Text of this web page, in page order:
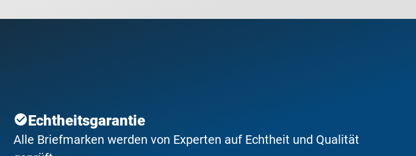
Echtheitsgarantie
Alle Briefmarken werden von Experten auf Echtheit und Qualität